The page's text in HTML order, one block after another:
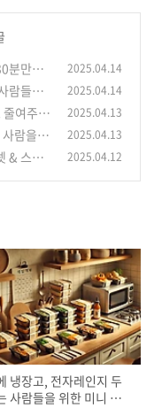
분만에
2025.04.14
람들을
2025.04.14
줄여주는
2025.04.13
람을 위
2025.04.13
& 스타
2025.04.12
냉장고, 전자레인지 두
사람들을 위한 미니 생